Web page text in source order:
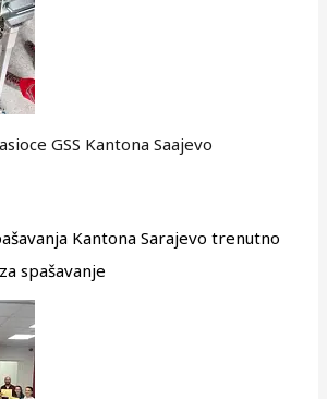
GSS Kantona Saajevo
Kantona Sarajevo trenutno
spašavanje